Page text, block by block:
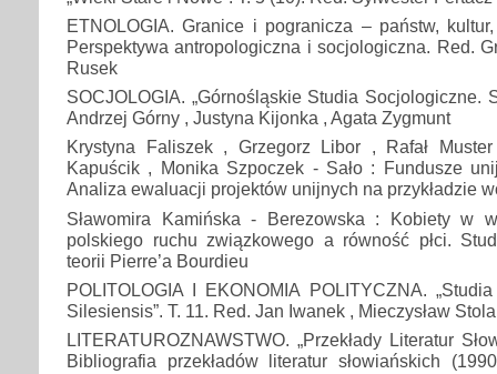
ETNOLOGIA. Granice i pogranicza – państw,
Perspektywa antropologiczna i socjologiczna. Red.
Rusek
SOCJOLOGIA. „Górnośląskie Studia Socjologiczne.
Andrzej Górny , Justyna Kijonka , Agata Zygmunt
Krystyna Faliszek , Grzegorz Libor , Rafał
Kapuścik , Monika Szpoczek - Sało : Fundusze
Analiza ewaluacji projektów unijnych na przykładzie
Sławomira Kamińska - Berezowska : Kobiety w
polskiego ruchu związkowego a równość płci.
teorii Pierre’a Bourdieu
POLITOLOGIA I EKONOMIA POLITYCZNA.
Silesiensis”. T. 11. Red. Jan Iwanek , Mieczysław
LITERATUROZNAWSTWO. „Przekłady Literatur
Bibliografia przekładów literatur słowiańskich